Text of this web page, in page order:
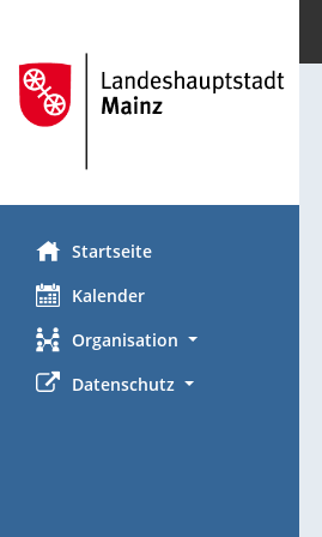
Startseite
Kalender
Organisation
Datenschutz